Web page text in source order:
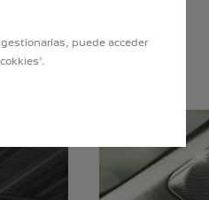
puede acceder